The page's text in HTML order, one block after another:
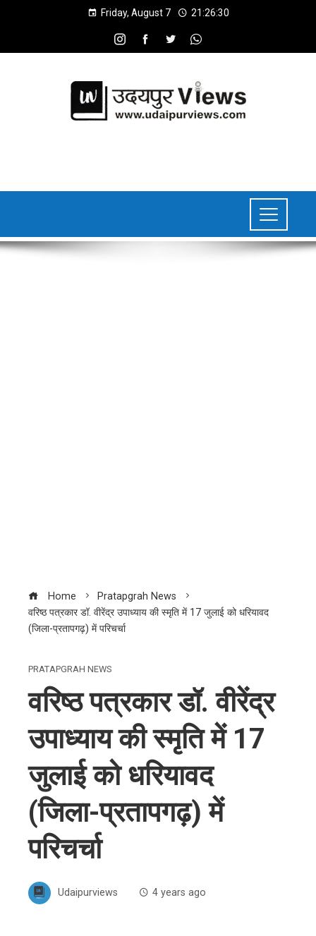
Friday, August 7 21:26:31
Home
Pratapgrah News
वरिष्ठ पत्रकार डॉ. वीरेंद्र उपाध्याय की स्मृति में 17 जुलाई को धरियावद
(जिला-प्रतापगढ़) में परिचर्चा
PRATAPGRAH NEWS
वरिष्ठ पत्रकार डॉ. वीरेंद्र
उपाध्याय की स्मृति में 17
जुलाई को धरियावद
(जिला-प्रतापगढ़) में
परिचर्चा
Udaipurviews 4 years ago